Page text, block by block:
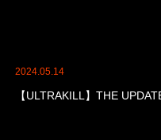
2024.05.14
【ULTRAKILL】THE